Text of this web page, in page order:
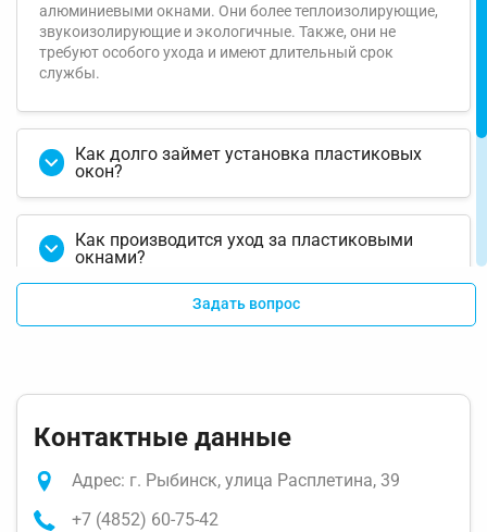
алюминиевыми окнами. Они более теплоизолирующие,
звукоизолирующие и экологичные. Также, они не
требуют особого ухода и имеют длительный срок
службы.
Как долго займет установка пластиковых
окон?
Как производится уход за пластиковыми
окнами?
Какой гарантийный срок предоставляется на
доставкой и монтажом за городом?
Задать вопрос
Контактные данные
Адрес: г. Рыбинск, улица Расплетина, 39
+7 (4852) 60-75-42